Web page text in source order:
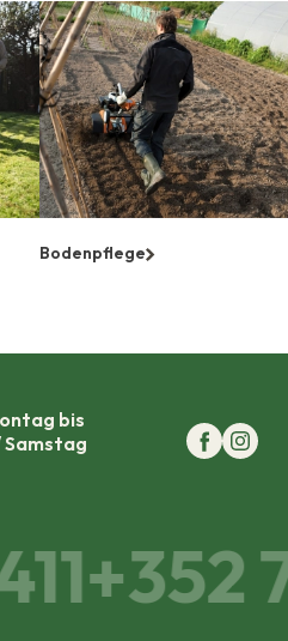
Bodenpflege
bis
Samstag
+352